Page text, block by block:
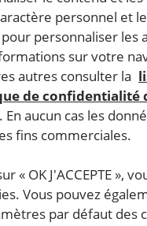
personnel et
personnaliser les
sur votre
autres consulter la
de confidentialité
. En aucun cas les
fins commerciales.
« OK J'ACCEPTE »,
Vous pouvez
par défaut des